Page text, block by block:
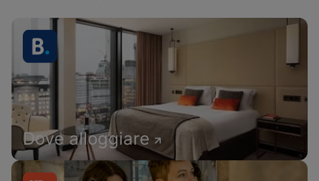
Dove alloggiare